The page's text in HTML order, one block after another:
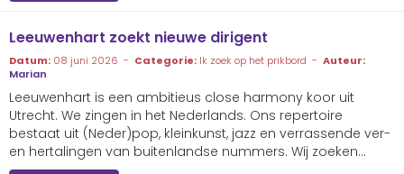
Leeuwenhart zoekt nieuwe dirigent
Datum: 08 juni 2026 - Categorie: Ik zoek op het prikbord - Auteur:
Marian
Leeuwenhart is een ambitieus close harmony koor uit
Utrecht. We zingen in het Nederlands. Ons repertoire
bestaat uit (Neder)pop, kleinkunst, jazz en verrassende ver-
en hertalingen van buitenlandse nummers. Wij zoeken...